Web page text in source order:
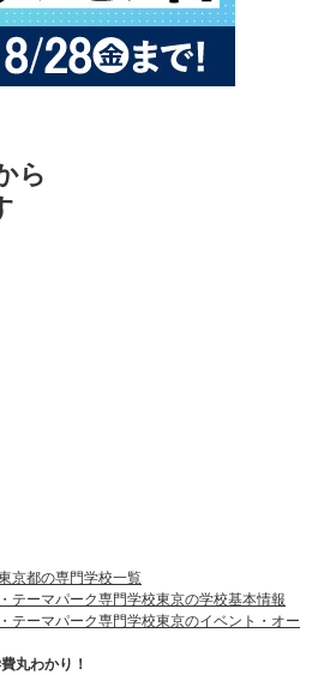
ら
京都の専門学校一覧
テーマパーク専門学校東京の学校基本情報
テーマパーク専門学校東京のイベント・オー
丸わかり！